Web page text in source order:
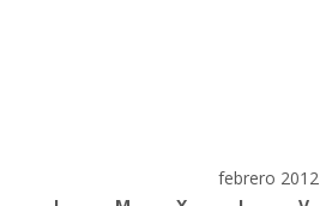
febrero 2012